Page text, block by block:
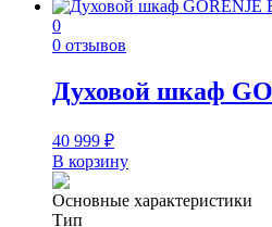
0
0 отзывов
Духовой шкаф
40 999 ₽
В корзину
Основные характеристики
Тип